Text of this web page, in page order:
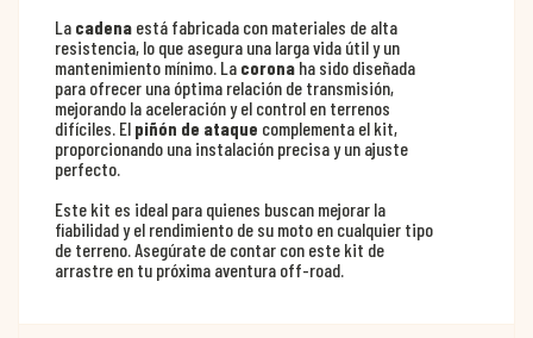
La cadena está fabricada con materiales de alta
resistencia, lo que asegura una larga vida útil y un
mantenimiento mínimo. La corona ha sido diseñada
para ofrecer una óptima relación de transmisión,
mejorando la aceleración y el control en terrenos
difíciles. El piñón de ataque complementa el kit,
proporcionando una instalación precisa y un ajuste
perfecto.
Este kit es ideal para quienes buscan mejorar la
fiabilidad y el rendimiento de su moto en cualquier tipo
de terreno. Asegúrate de contar con este kit de
arrastre en tu próxima aventura off-road.